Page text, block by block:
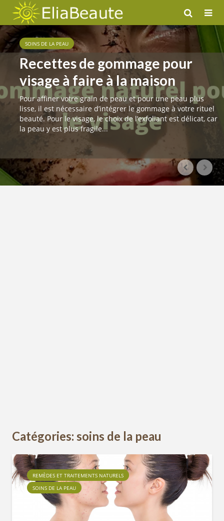
SOINS DE LA PEAU
Les meilleures recettes maison
pour une peau parfaite
Il y a tant de recettes cosmétiques proposées sur internet
qu’on a souvent du mal à faire le choix. Il faut avant tout
savoir que votre choix doit se porter sur une recette
adaptée à votre type de peau. C’est...
Catégories: soins de la peau
REMÈDES ET TRAITEMENTS NATURELS
SOINS DE LA PEAU